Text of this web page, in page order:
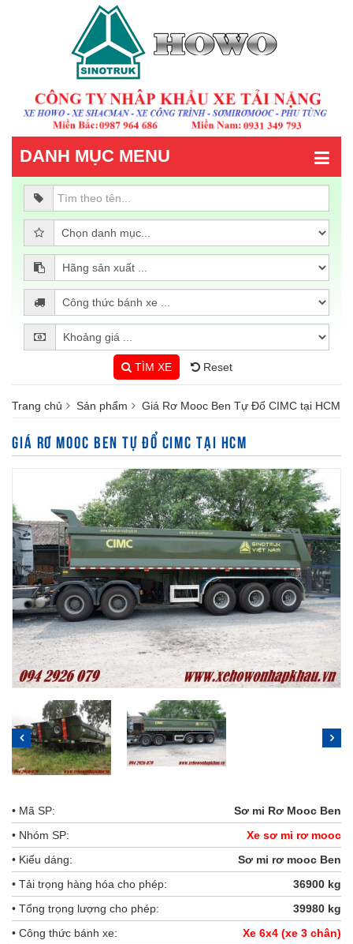
DANH MỤC MENU
TÌM XE Reset
Trang chủ Sản phẩm Giá Rơ Mooc Ben Tự Đổ CIMC tại HCM
GIÁ RƠ MOOC BEN TỰ ĐỔ CIMC TẠI HCM
• Mã SP:
Sơ mi Rơ Mooc Ben
• Nhóm SP:
Xe sơ mi rơ mooc
• Kiểu dáng:
Sơ mi rơ mooc Ben
• Tải trọng hàng hóa cho phép:
36900 kg
• Tổng trọng lượng cho phép:
39980 kg
• Công thức bánh xe:
Xe 6x4 (xe 3 chân)